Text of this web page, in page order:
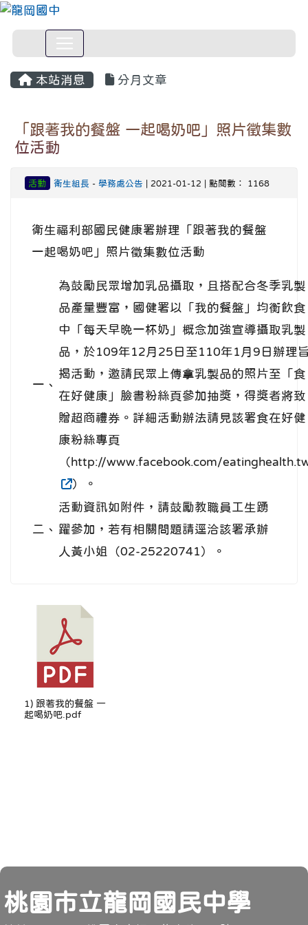
本站消息 分月文章
「跟著我的餐盤 一起喝奶吧」照片徵集數
位活動
活動 衛生組長 - 學務處公告 | 2021-01-12 | 點閱數： 1168
衛生福利部國民健康署辦理「跟著我的餐盤
一起喝奶吧」照片徵集數位活動
一、
為鼓勵民眾增加乳品攝取，且搭配合冬季乳製
品產量豐富，國健署以「我的餐盤」均衡飲食
中「每天早晚一杯奶」概念加強宣導攝取乳製
品，於109年12月25日至110年1月9日辦理
揭活動，邀請民眾上傳拿乳製品的照片至「食
在好健康」臉書粉絲頁參加抽獎，得獎者將致
贈超商禮券。詳細活動辦法請見該署食在好健
康粉絲專頁
（http://www.facebook.com/
）。
二、
活動資訊如附件，請鼓勵教職員工生踴
躍參加，若有相關問題請逕洽該署承辦
人黃小姐（02-25220741）。
1) 跟著我的餐盤 一
起喝奶吧.pdf
頁尾
桃園市立龍岡國民中學